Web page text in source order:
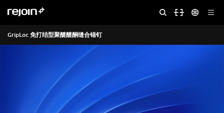
GripLoc 免打结型聚醚醚酮缝合锚钉